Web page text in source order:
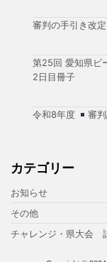
審判の手引き改
第25回 愛知県ビ
2日目冊子
令和8年度 審
カテゴリー
お知らせ
その他
チャレンジ・県大会